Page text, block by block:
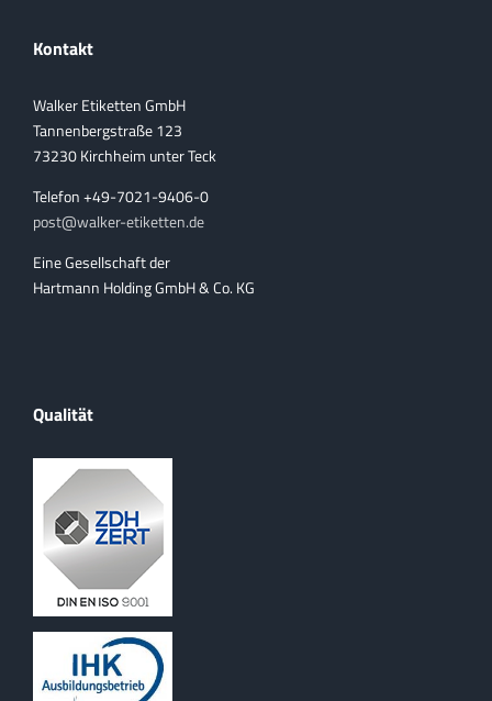
Kontakt
Walker Etiketten GmbH
Tannenbergstraße 123
73230 Kirchheim unter Teck
Telefon +49-7021-9406-0
post@walker-etiketten.de
Eine Gesellschaft der
Hartmann Holding GmbH & Co. KG
Qualität